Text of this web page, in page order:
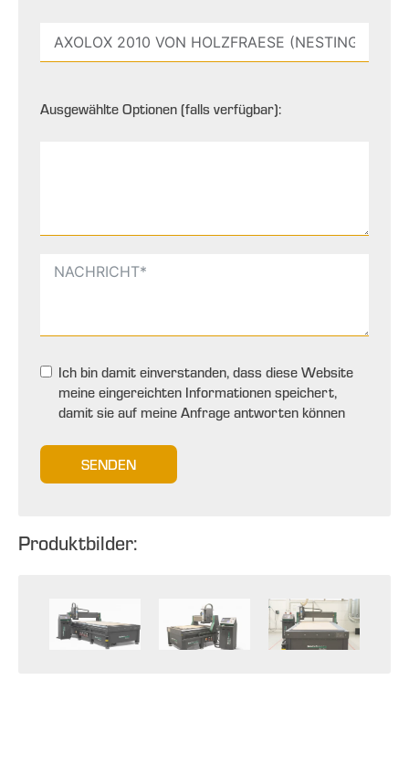
Ausgewählte Optionen (falls verfügbar):
Ich bin damit einverstanden, dass diese Website
meine eingereichten Informationen speichert,
damit sie auf meine Anfrage antworten können
SENDEN
Produktbilder: